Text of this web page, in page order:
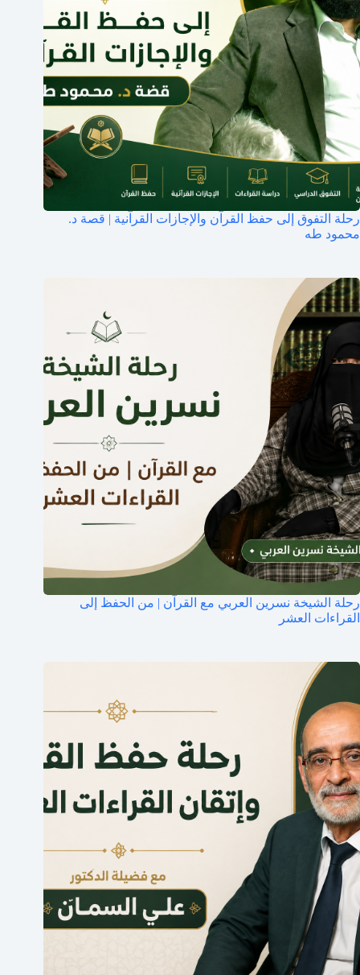
رحلة التفوق إلى حفظ القرآن والإجازات القرآنية | قصة د.
محمود طه
رحلة الشيخة نسرين العربي مع القرآن | من الحفظ إلى
القراءات العشر